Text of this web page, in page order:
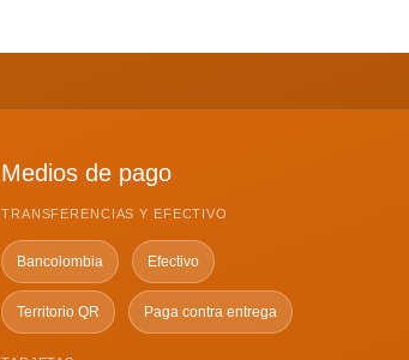
Medios de pago
TRANSFERENCIAS Y EFECTIVO
Bancolombia Efectivo
Territorio QR Paga contra entrega